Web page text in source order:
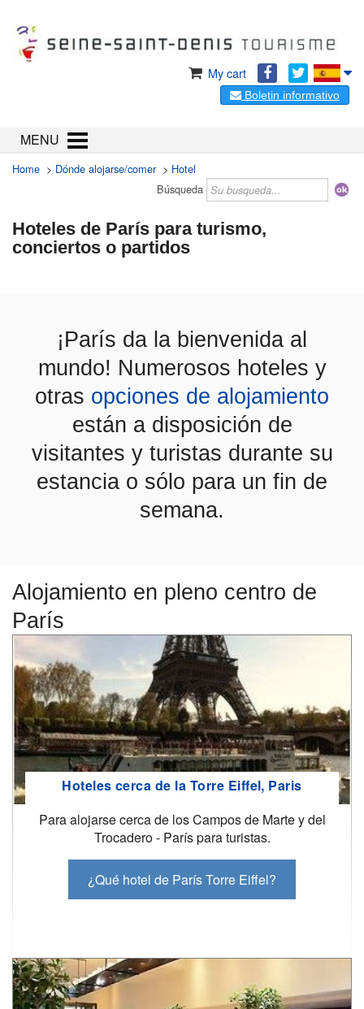
My cart
Boletin informativo
MENU
Home > Dónde alojarse/comer> Hotel
Búsqueda
Hoteles de París para turismo,
conciertos o partidos
¡París da la bienvenida al
mundo! Numerosos hoteles y
otras opciones de alojamiento
están a disposición de
visitantes y turistas durante su
estancia o sólo para un fin de
semana.
Alojamiento en pleno centro de
París
Hoteles cerca de la Torre Eiffel, Paris
Para alojarse cerca de los Campos de Marte y del
Trocadero - París para turistas.
¿Qué hotel de París Torre Eiffel?